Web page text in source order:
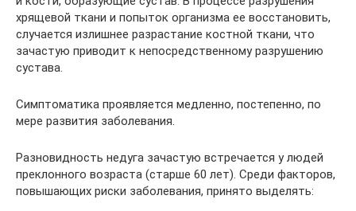
хрящевой ткани и попыток организма ее восстановить,
случается излишнее разрастание костной ткани, что
зачастую приводит к непосредственному разрушению
сустава.
Симптоматика проявляется медленно, постепенно, по
мере развития заболевания.
Разновидность недуга зачастую встречается у людей
преклонного возраста (старше 60 лет). Среди факторов,
повышающих риски заболевания, принято выделять: